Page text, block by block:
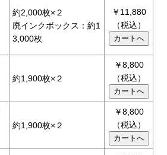
約2,000枚×２
廃インクボックス：約1
3,000枚
￥11,880
（税込）
約1,900枚×２
￥8,800
（税込）
約1,900枚×２
￥8,800
（税込）